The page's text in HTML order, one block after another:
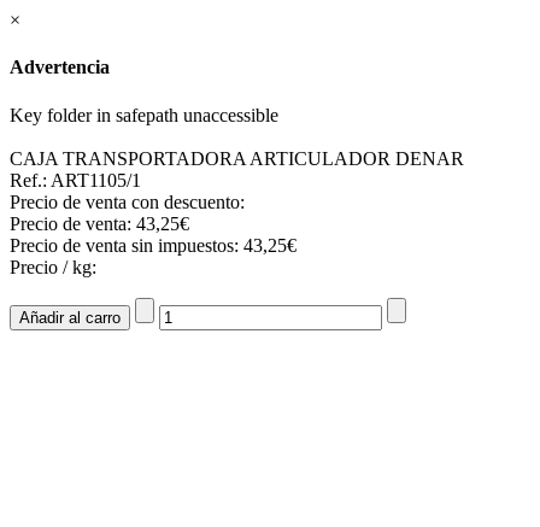
×
Advertencia
Key folder in safepath unaccessible
CAJA TRANSPORTADORA ARTICULADOR DENAR
Ref.: ART1105/1
Precio de venta con descuento:
Precio de venta: 43,25€
Precio de venta sin impuestos: 43,25€
Precio / kg: